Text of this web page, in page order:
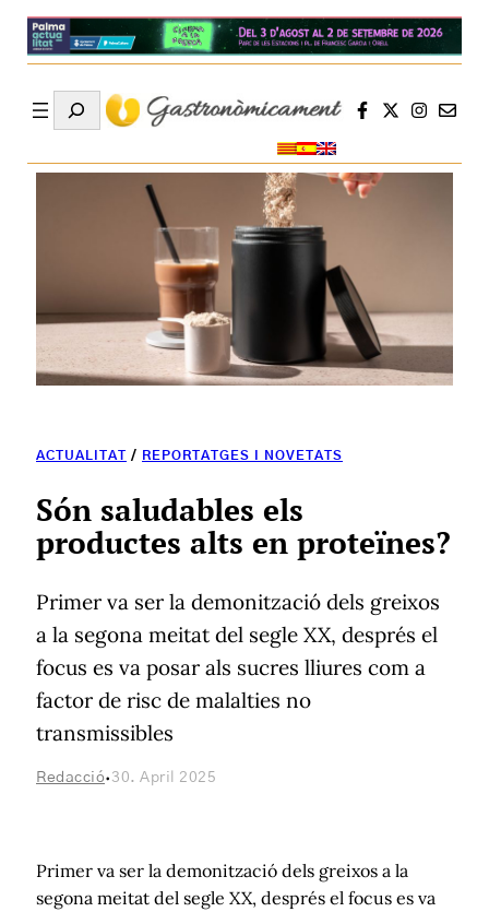
Search
ACTUALITAT / REPORTATGES I NOVETATS
Són saludables els
productes alts en proteïnes?
Primer va ser la demonització dels greixos
a la segona meitat del segle XX, després el
focus es va posar als sucres lliures com a
factor de risc de malalties no
transmissibles
Redacció· 30. April 2025
Primer va ser la demonització dels greixos a la
segona meitat del segle XX, després el focus es va